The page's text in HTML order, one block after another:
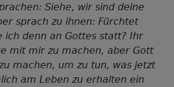
Siehe, wir sind deine
sprach zu ihnen: Fürchtet
ich denn an Gottes statt? Ihr
mit mir zu machen, aber Gott
machen, um zu tun, was jetzt
am Leben zu erhalten ein